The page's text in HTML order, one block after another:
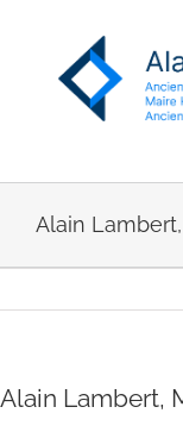
Alain
Alain Lambert,